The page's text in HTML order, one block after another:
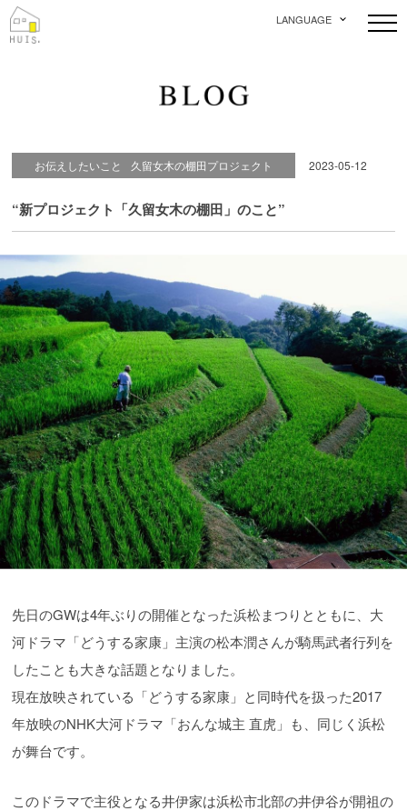
LANGUAGE
お伝えしたいこと 久留女木の棚田プロジェクト 2023-05-12
“新プロジェクト「久留女木の棚田」のこと”
先日のGWは4年ぶりの開催となった浜松まつりとともに、大
河ドラマ「どうする家康」主演の松本潤さんが騎馬武者行列を
したことも大きな話題となりました。
現在放映されている「どうする家康」と同時代を扱った2017
年放映のNHK大河ドラマ「おんな城主 直虎」も、同じく浜松
が舞台です。
このドラマで主役となる井伊家は浜松市北部の井伊谷が開祖の